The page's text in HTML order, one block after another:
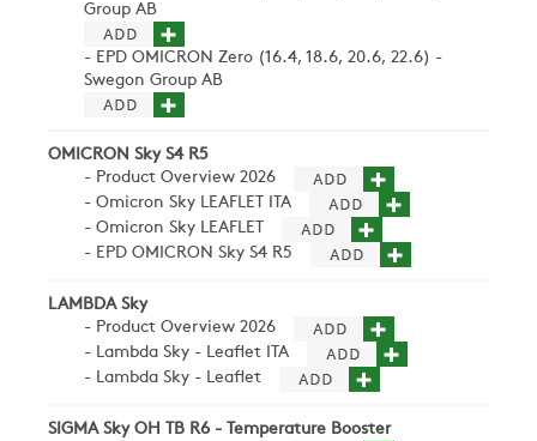
Group AB
- EPD OMICRON Zero (16.4, 18.6, 20.6, 22.6) -
Swegon Group AB
OMICRON Sky S4 R5
- Product Overview 2026
- Omicron Sky LEAFLET ITA
- Omicron Sky LEAFLET
- EPD OMICRON Sky S4 R5
LAMBDA Sky
- Product Overview 2026
- Lambda Sky - Leaflet ITA
- Lambda Sky - Leaflet
SIGMA Sky OH TB R6 - Temperature Booster